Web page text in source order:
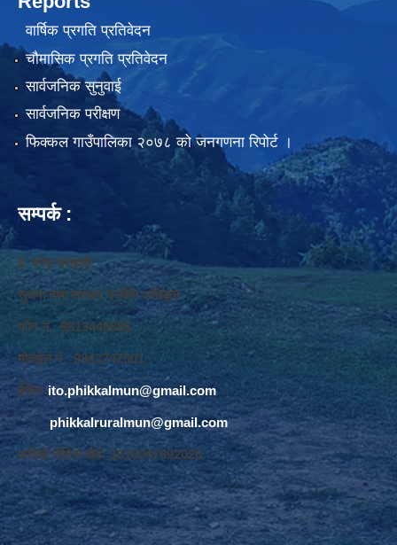
वार्षिक प्रगति प्रतिवेदन
चौमासिक प्रगति प्रतिवेदन
सार्वजनिक सुनुवाई
सार्वजनिक परीक्षण
फिक्कल गाउँपालिका २०७८ को जनगणना रिपोर्ट ।
सम्पर्क :
ई. नरेश बराइली
सुचना तथा सञ्‍चार प्रविधि अधिकृत
फोन नं. 9813445685
मोवाईल नं. 9843747501
ईमेलः ito.phikkalmun@gmail.com
phikkalruralmun@gmail.com
अडियो नोटिस वोर्डः 1610047692026